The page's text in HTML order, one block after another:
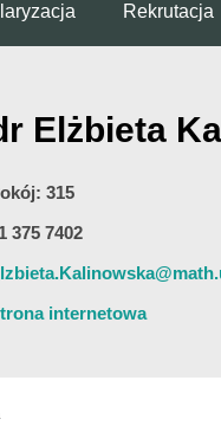
Rekrutacja
Elżbieta
315
375 7402
internetowa